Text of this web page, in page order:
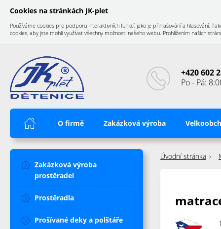
Cookies na stránkách JK-plet
Používáme cookies pro podporu interaktivních funkcí, jako je přihlašování a hlasování.
cookies, aby jste mohli využívat všechny možnosti našeho webu. Prohlížením našich
+420 602
Po - Pá:
Úvod O firmě Zakázková výroba
Úvodní stránka
Zakázková výroba
prostěradel
Prostěradla
Prošívané deky a polštáře